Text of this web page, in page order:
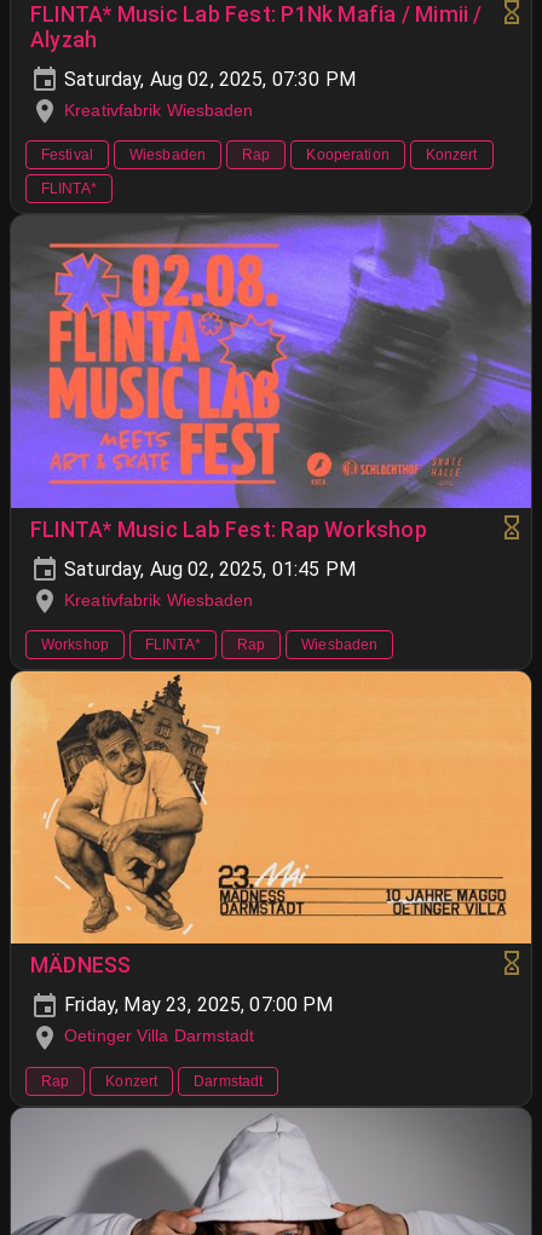
FLINTA* Music Lab Fest: P1Nk Mafia / Mimii /
Alyzah
Saturday, Aug 02, 2025, 07:30 PM
Kreativfabrik Wiesbaden
Festival Wiesbaden Rap Kooperation
Konzert
FLINTA*
FLINTA* Music Lab Fest: Rap Workshop
Saturday, Aug 02, 2025, 01:45 PM
Kreativfabrik Wiesbaden
Workshop FLINTA* Rap Wiesbaden
MÄDNESS
Friday, May 23, 2025, 07:00 PM
Oetinger Villa Darmstadt
Rap Konzert Darmstadt